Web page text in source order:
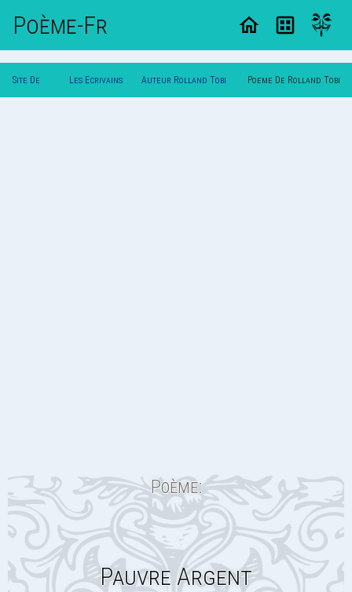
Poème-Fr
Site De Les Ecrivains Auteur Rolland Tobi Poeme De Rolland Tobi
Poème:
Pauvre Argent